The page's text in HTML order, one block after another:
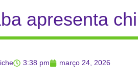
apresenta
3:38 pm março 24, 2026